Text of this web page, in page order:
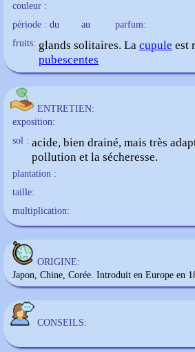
couleur :
période : du
au
parfum:
fruits: glands solitaires. La cupule est
pubescentes
ENTRETIEN:
exposition:
sol : acide, bien drainé, mais très
pollution et la sécheresse.
plantation :
taille:
multiplication:
ORIGINE:
Japon, Chine, Corée. Introduit en Europe en
CONSEILS: